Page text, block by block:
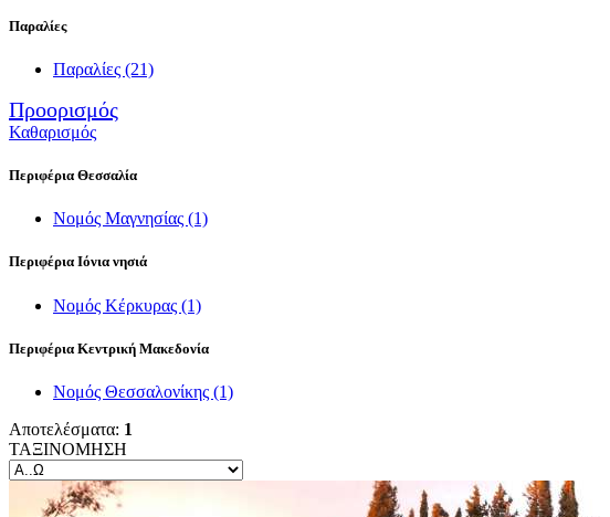
Παραλίες
Παραλίες (21)
Προορισμός
Καθαρισμός
Περιφέρια Θεσσαλία
Νομός Μαγνησίας (1)
Περιφέρια Ιόνια νησιά
Νομός Κέρκυρας (1)
Περιφέρια Κεντρική Μακεδονία
Νομός Θεσσαλονίκης (1)
Αποτελέσματα: 1
ΤΑΞΙΝΟΜΗΣΗ